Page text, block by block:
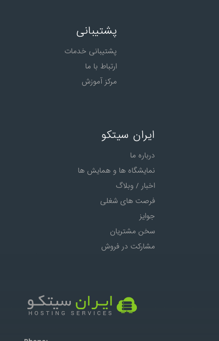
پشتیبانی
پشتیبانی خدمات
ارتباط با ما
مرکز آموزش
ایران سیتکو
درباره ما
نمایشگاه ها و همایش ها
اخبار / وبلاگ
فرصت های شغلی
جوایز
سخن مشتریان
مشارکت در فروش